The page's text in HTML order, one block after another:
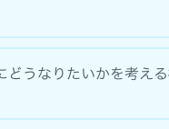
どうなりたいかを考え